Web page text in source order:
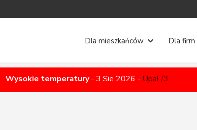
Dla mieszkańców Dla firm
Wysokie temperatury- 3 Sie 2026 - Upał /3